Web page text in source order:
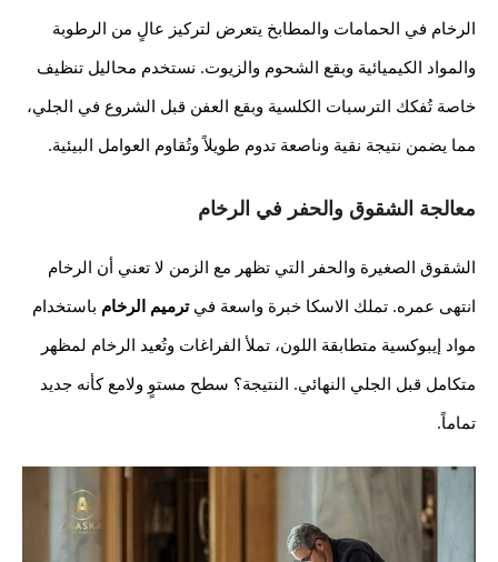
الرخام في الحمامات والمطابخ يتعرض لتركيز عالٍ من الرطوبة
والمواد الكيميائية وبقع الشحوم والزيوت. نستخدم محاليل تنظيف
خاصة تُفكك الترسبات الكلسية وبقع العفن قبل الشروع في الجلي،
مما يضمن نتيجة نقية وناصعة تدوم طويلاً وتُقاوم العوامل البيئية.
معالجة الشقوق والحفر في الرخام
الشقوق الصغيرة والحفر التي تظهر مع الزمن لا تعني أن الرخام
انتهى عمره. تملك الاسكا خبرة واسعة فيترميم الرخام باستخدام
مواد إيبوكسية متطابقة اللون، تملأ الفراغات وتُعيد الرخام لمظهر
متكامل قبل الجلي النهائي. النتيجة؟ سطح مستوٍ ولامع كأنه جديد
تماماً.